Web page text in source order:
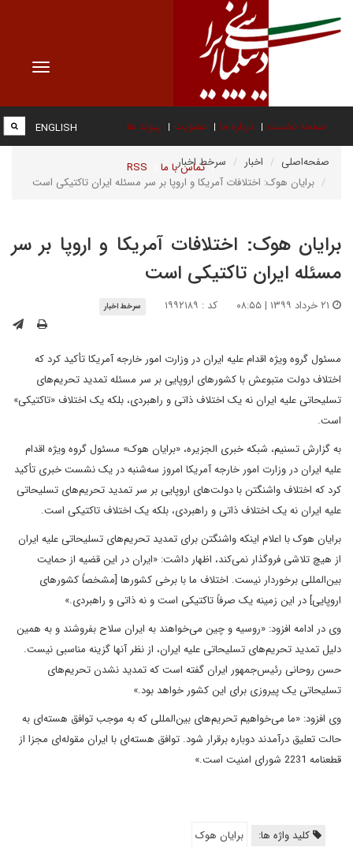
Toggle
صفحه نخست درباره ما عضویت پیوند ها
تماس با ما RSS
ENGLISH
صفحه‌اصلی اخبار
سرخط اخبار
برایان هوک: اختلافات آمریکا و اروپا بر سر مسئله ایران تاکتیکی است
برایان هوک: اختلافات آمریکا و اروپا بر سر
مسئله ایران تاکتیکی است
کد : ۱۹۹۲۱۸۹ سرخط اخبار
مسئول گروه ویژه اقدام علیه ایران در وزارت امور خارجه آمریکا تأکید کرد که
اختلاف دولت متبوعش با کشورهای اروپایی بر سر مسئله تمدید تحریم‌های
تسلیحاتی علیه ایران نه یک اختلاف ذاتی و راهبردی، بلکه یک اختلاف «تاکتیکی»
است.
به گزارش تسنیم، شبکه خبری الجزیره، «برایان هوک» مسئول گروه ویژه اقدام
علیه ایران در وزارت امور خارجه آمریکا امروز سه‌شنبه در یک نشست خبری تأکید
کرد که اختلاف واشنگتن با دولت‌های اروپایی بر سر تمدید تحریم‌های تسلیحاتی
علیه ایران نه یک اختلاف ذاتی و راهبردی، بلکه یک اختلاف تاکتیکی است.
برایان هوک با اعلام اینکه واشنگتن برای تمدید تحریم‌های تسلیحاتی علیه ایران
از هیچ تلاشی فروگذار نمی‌کند، اظهار داشت: «ایران در این قضیه از حمایت
بین‌المللی برخوردار نیست. اختلاف ما با برخی کشورها [مشخصاً کشورهای
اروپایی] در این زمینه یک صرفاً تاکتیکی است و نه ذاتی و راهبردی.»
وی در ادامه افزود: «روسیه و چین می‌خواهند به ایران سلاح بفروشند و به همین
دلیل تمدید تحریم‌های تسلیحاتی علیه ایران، از نظر آنها گزینه مناسبی نیست.
حسن روحانی رئیس‌جمهور ایران گفته است که تمدید نشدن تحریم‌های
تسلیحاتی یک پیروزی برای این کشور خواهد بود.»
وی افزود: «ما می‌خواهیم تحریم‌های بین‌المللی که به موجب توافق هسته‌ای به
حالت تعلیق درآمدند دوباره برقرار شود. توافق هسته‌ای با ایران مقوله‌ای مجزا از
قطعنامه 2231 شورای امنیت است.»
کلید واژه ها: برایان هوک